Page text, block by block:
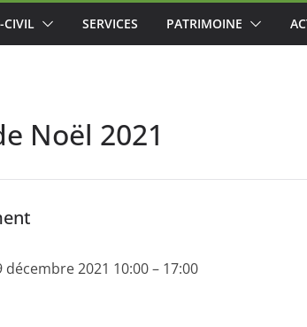
CIVIL SERVICES PATRIMOINE
Noël 2021
décembre 2021 10:00– 17:00